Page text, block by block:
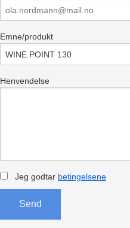
Emne/produkt
Henvendelse
Jeg godtar betingelsene
Send